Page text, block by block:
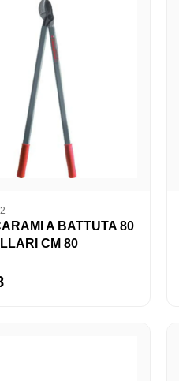
A BATTUTA 80
CM 80